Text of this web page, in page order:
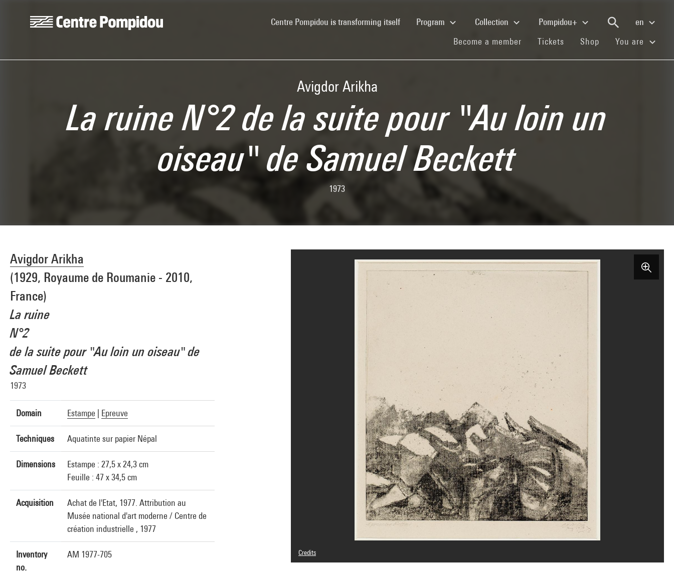
Centre Pompidou is transforming itself(current)Program Collection Pompidou+
en
Become a member (current)
Tickets (current)
Shop (current)You are
Avigdor Arikha
La ruine N°2 de la suite pour "Au loin un
oiseau" de Samuel Beckett
1973
Avigdor Arikha
(1929, Royaume de Roumanie - 2010,
France)
La ruine
N°2
de la suite pour "Au loin un oiseau" de
Samuel Beckett
1973
Domain Estampe Epreuve
Techniques Aquatinte sur papier Népal
Dimensions
Estampe : 27,5 x 24,3 cm
Feuille : 47 x 34,5 cm
Acquisition
Achat de l'Etat, 1977. Attribution au
Musée national d'art moderne / Centre de
création industrielle , 1977
Inventory
no.
AM 1977-705
Credits
© Adagp, Paris